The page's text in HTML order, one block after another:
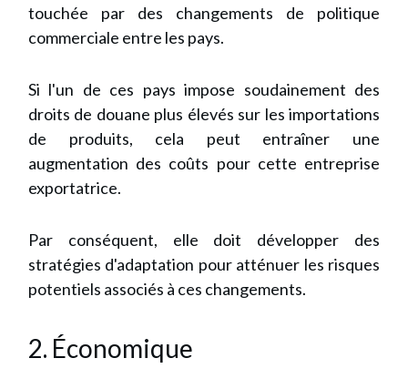
touchée par des changements de politique
commerciale entre les pays.
Si l'un de ces pays impose soudainement des
droits de douane plus élevés sur les importations
de produits, cela peut entraîner une
augmentation des coûts pour cette entreprise
exportatrice.
Par conséquent, elle doit développer des
stratégies d'adaptation pour atténuer les risques
potentiels associés à ces changements.
2. Économique